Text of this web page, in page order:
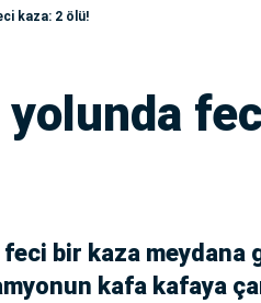
kaza: 2 ölü!
bir kaza meydana
kafa kafaya